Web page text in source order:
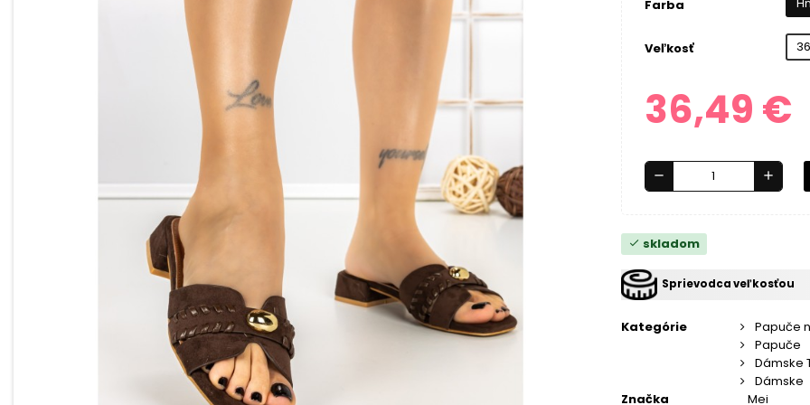
Farba
Veľkosť 36
36,49 €
remove add
check skladom
Sprievodca veľkosťou
Kategórie
Papuče
Papuče
Dámske
Dámske
Značka
Mei